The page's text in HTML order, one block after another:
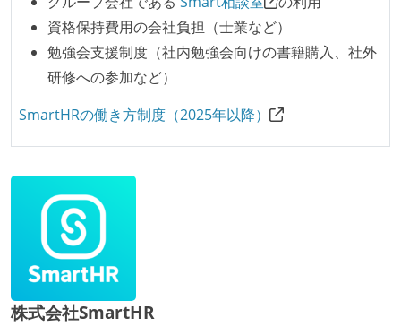
かえりミーティングを行っている
タスク見積もりの単位には絶対量（人日など）ではな
く相対ポイントを用い、極力複数人の意見を調整する
形で行っている
継続的なデプロイ（デリバリー）を行っている
ワークフローの整備
全てのコードをバージョン管理ツールで管理している
各メンバーが実装したコードのマージは Pull Request
ベースで行われる
自動（＝システム化され、1コマンドで実行できる）
ビルド、自動デプロイ環境が整備されている
資格保持費用の会社負担（士業など）
勉強会支援制度（社内勉強会向けの書籍購入、社外
研修への参加など）
SmartHRの働き方制度（2025年以降）
株式会社SmartHR